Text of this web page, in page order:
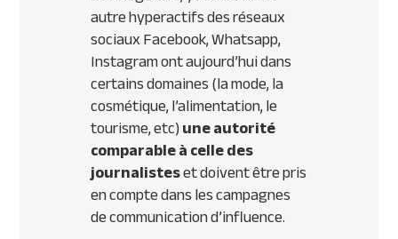
autre hyperactifs des réseaux
sociaux Facebook, Whatsapp,
Instagram ont aujourd’hui dans
certains domaines (la mode, la
cosmétique, l’alimentation, le
tourisme, etc)uneautorité
comparable à celle des
journalisteset doivent être pris
en compte dans les campagnes
de communication d’influence.